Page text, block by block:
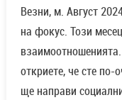
Везни, м. Август
на фокус. Този
откриете, че сте по-
ще направи